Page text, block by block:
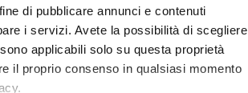
di pubblicare annunci e contenuti
i servizi. Avete la possibilità di scegliere
applicabili solo su questa proprietà
il proprio consenso in qualsiasi momento